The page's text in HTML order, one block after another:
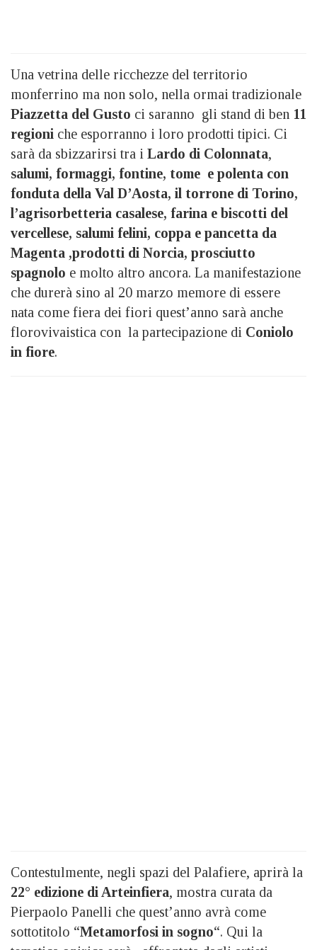
Una vetrina delle ricchezze del territorio
monferrino ma non solo, nella ormai tradizionale
Piazzetta del Gusto ci saranno gli stand di ben 11
regioni che esporranno i loro prodotti tipici. Ci
sarà da sbizzarirsi tra i Lardo di Colonnata,
salumi, formaggi, fontine, tome e polenta con
fonduta della Val D’Aosta, il torrone di Torino,
l’agrisorbetteria casalese, farina e biscotti del
vercellese, salumi felini, coppa e pancetta da
Magenta ,prodotti di Norcia, prosciutto
spagnolo e molto altro ancora. La manifestazione
che durerà sino al 20 marzo memore di essere
nata come fiera dei fiori quest’anno sarà anche
florovivaistica con la partecipazione di Coniolo
in fiore.
Contestulmente, negli spazi del Palafiere, aprirà la
22° edizione di Arteinfiera, mostra curata da
Pierpaolo Panelli che quest’anno avrà come
sottotitolo “Metamorfosi in sogno“. Qui la